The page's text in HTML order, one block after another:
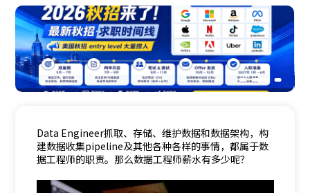
Data Engineer抓取、存储、维护数据和数据架构，构
建数据收集pipeline及其他各种各样的事情，都属于数
据工程师的职责。那么数据工程师薪水有多少呢？